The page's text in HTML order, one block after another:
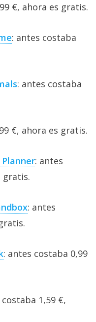
€, ahora es gratis.
: antes costaba
: antes costaba
€, ahora es gratis.
: antes
gratis.
: antes
: antes costaba 0,99
1,59 €,